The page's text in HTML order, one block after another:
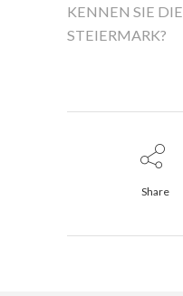
KENNEN SIE DIE
STEIERMARK?
Share